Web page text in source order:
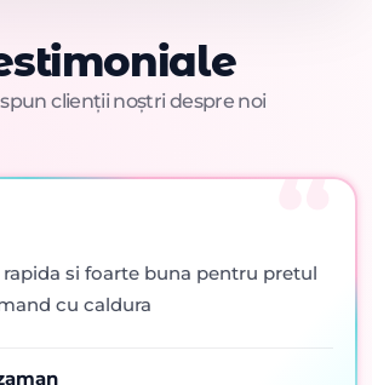
spun clienții noștri despre noi
rapida si foarte buna pentru pretul
cu caldura